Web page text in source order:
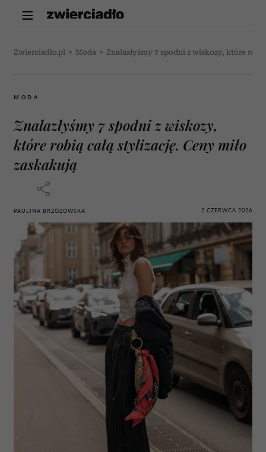
Zwierciadlo.pl > Moda > Znalazłyśmy 7 spodni z wiskozy, które
MODA
Znalazłyśmy 7 spodni z wiskozy,
które robią całą stylizację. Ceny miło
zaskakują
PAULINA BRZOZOWSKA 2 CZERWCA 2026